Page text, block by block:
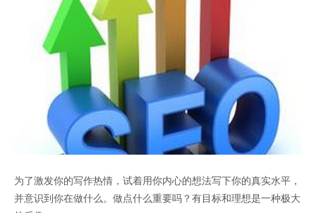
为了激发你的写作热情，试着用你内心的想法写下你的真实水平，
并意识到你在做什么。做点什么重要吗？有目标和理想是一种极大